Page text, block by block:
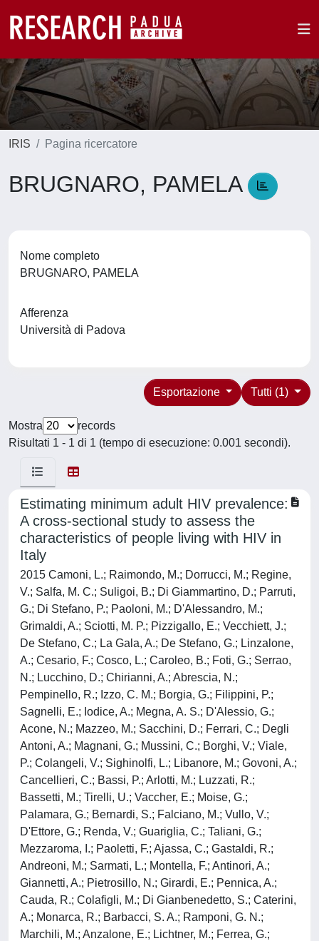
IRIS Pagina ricercatore
BRUGNARO, PAMELA
Nome completo
BRUGNARO, PAMELA
Afferenza
Università di Padova
Tutti (1)
Esportazione
Mostra
records
Risultati 1 - 1 di 1 (tempo di esecuzione: 0.001 secondi).
Estimating minimum adult HIV prevalence:
A cross-sectional study to assess the
characteristics of people living with HIV in
Italy
2015 Camoni, L.; Raimondo, M.; Dorrucci, M.; Regine,
V.; Salfa, M. C.; Suligoi, B.; Di Giammartino, D.; Parruti,
G.; Di Stefano, P.; Paoloni, M.; D'Alessandro, M.;
Grimaldi, A.; Sciotti, M. P.; Pizzigallo, E.; Vecchiett, J.;
De Stefano, C.; La Gala, A.; De Stefano, G.; Linzalone,
A.; Cesario, F.; Cosco, L.; Caroleo, B.; Foti, G.; Serrao,
N.; Lucchino, D.; Chirianni, A.; Abrescia, N.;
Pempinello, R.; Izzo, C. M.; Borgia, G.; Filippini, P.;
Sagnelli, E.; Iodice, A.; Megna, A. S.; D'Alessio, G.;
Acone, N.; Mazzeo, M.; Sacchini, D.; Ferrari, C.; Degli
Antoni, A.; Magnani, G.; Mussini, C.; Borghi, V.; Viale,
P.; Colangeli, V.; Sighinolfi, L.; Libanore, M.; Govoni, A.;
Cancellieri, C.; Bassi, P.; Arlotti, M.; Luzzati, R.;
Bassetti, M.; Tirelli, U.; Vaccher, E.; Moise, G.;
Palamara, G.; Bernardi, S.; Falciano, M.; Vullo, V.;
D'Ettore, G.; Renda, V.; Guariglia, C.; Taliani, G.;
Mezzaroma, I.; Paoletti, F.; Ajassa, C.; Gastaldi, R.;
Andreoni, M.; Sarmati, L.; Montella, F.; Antinori, A.;
Giannetti, A.; Pietrosillo, N.; Girardi, E.; Pennica, A.;
Cauda, R.; Colafigli, M.; Di Gianbenedetto, S.; Caterini,
A.; Monarca, R.; Barbacci, S. A.; Ramponi, G. N.;
Marchili, M.; Anzalone, E.; Lichtner, M.; Ferrea, G.;